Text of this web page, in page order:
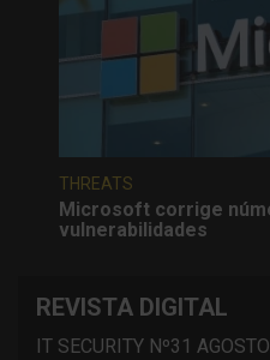
THREATS
Microsoft corrige
vulnerabilidades
REVISTA DIGITAL
IT SECURITY Nº31